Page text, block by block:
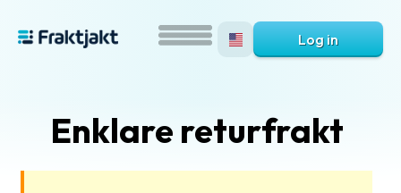
Log in
Enklare returfrakt